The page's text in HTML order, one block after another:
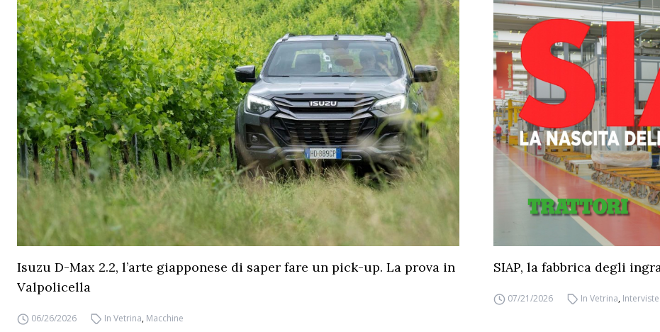
Isuzu D-Max 2.2, l’arte giapponese di saper fare un pick-up. La prova in
Valpolicella
06/26/2026 In Vetrina, Macchine
SIAP, la fabbrica degli
07/21/2026 In Vetrina, Interviste